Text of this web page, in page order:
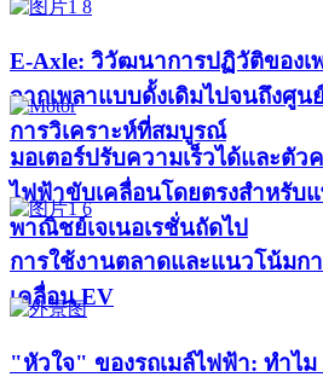
E-Axle: วิวัฒนาการปฏิวัติของเ
จากเพลาแบบดั้งเดิมไปจนถึงศูน
การวิเคราะห์ที่สมบูรณ์
มอเตอร์ปรับความเร็วได้และตัว
ไฟฟ้าขับเคลื่อนโดยตรงสำหรับ
พาณิชย์เจเนอเรชั่นถัดไป
การใช้งานตลาดและแนวโน้ม
เคลื่อน EV
"หัวใจ" ของรถเมล์ไฟฟ้า: ทำไม